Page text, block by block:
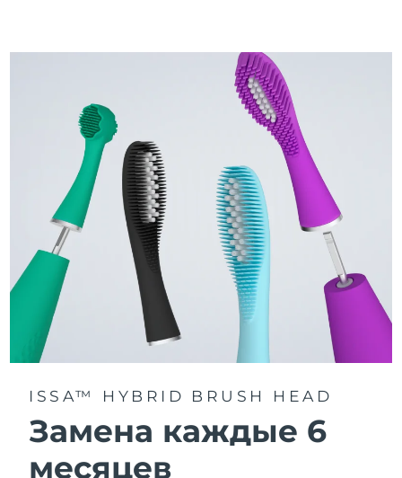
Гибридная насадка служит в 2 раза дольше -
требуется замена всего 1 раз в 6 месяцев.
3 режима чистки: Deep Clean, Whitening и Sensitive.
Технология Sonic Pulse обеспечивает 11 000
пульсаций в минуту для глубокого и бережного
очищения всей полости рта.
Получите доступ к индивидуальным режимам
чистки через приложение FOREO For You.
Инструкция пользователя issa™
ISSA™ HYBRID BRUSH HEAD
Замена каждые 6
месяцев